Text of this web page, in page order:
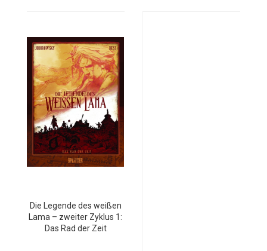
Die Legende des weißen
Lama – zweiter Zyklus 1:
Das Rad der Zeit